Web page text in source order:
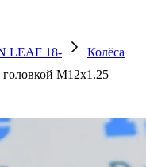
LEAF 18-
Колёса
головкой M12x1.25